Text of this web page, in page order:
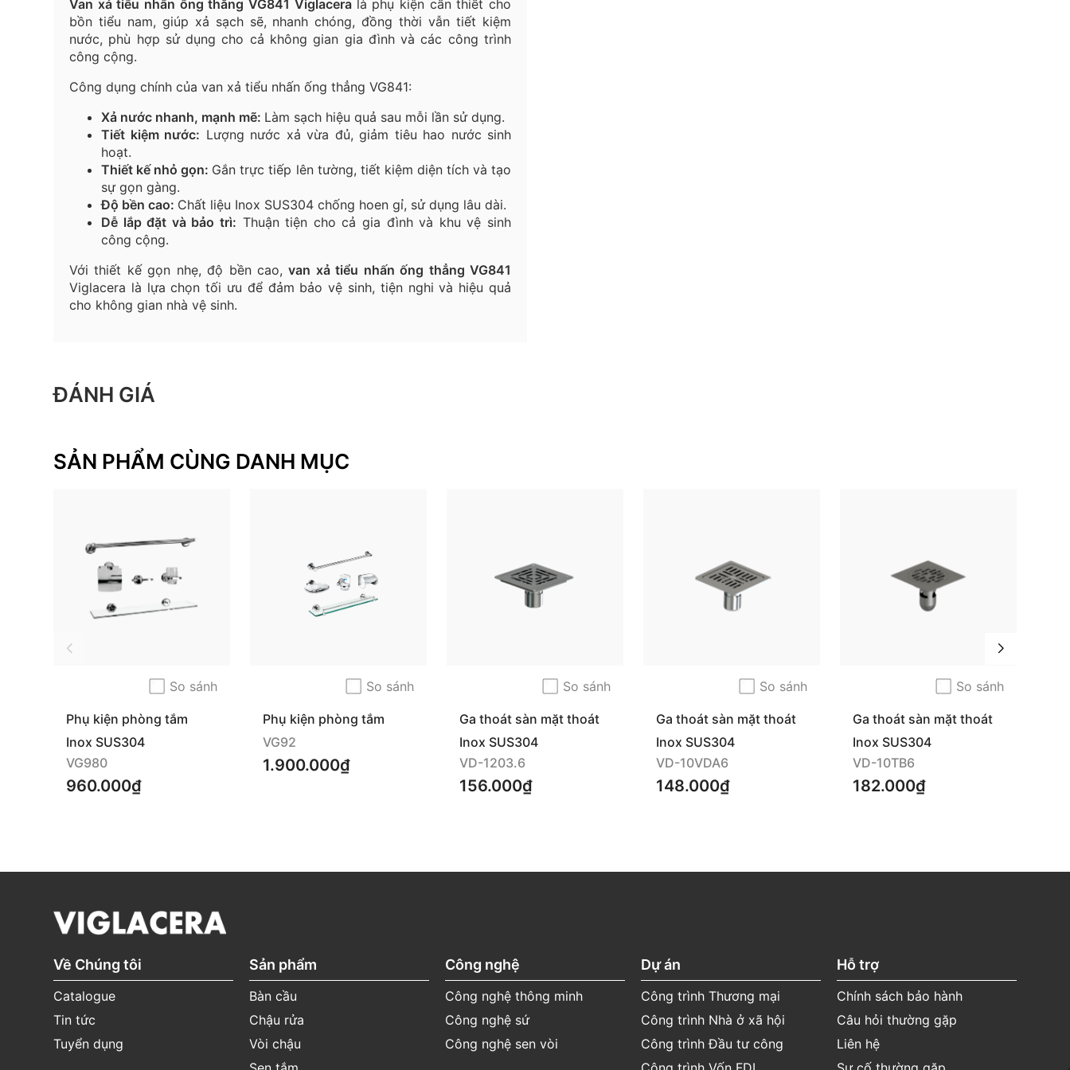
Van xả tiểu nhấn ống thẳng VG841 Viglacera là phụ kiện cần thiết cho
bồn tiểu nam, giúp xả sạch sẽ, nhanh chóng, đồng thời vẫn tiết kiệm
nước, phù hợp sử dụng cho cả không gian gia đình và các công trình
công cộng.
Công dụng chính của van xả tiểu nhấn ống thẳng VG841:
Xả nước nhanh, mạnh mẽ: Làm sạch hiệu quả sau mỗi lần sử dụng.
Tiết kiệm nước: Lượng nước xả vừa đủ, giảm tiêu hao nước sinh
hoạt.
Thiết kế nhỏ gọn: Gắn trực tiếp lên tường, tiết kiệm diện tích và tạo
sự gọn gàng.
Độ bền cao: Chất liệu Inox SUS304 chống hoen gỉ, sử dụng lâu dài.
Dễ lắp đặt và bảo trì: Thuận tiện cho cả gia đình và khu vệ sinh
công cộng.
Với thiết kế gọn nhẹ, độ bền cao,van xả tiểu nhấn ống thẳng VG841
Viglacera là lựa chọn tối ưu để đảm bảo vệ sinh, tiện nghi và hiệu quả
cho không gian nhà vệ sinh.
ĐÁNH GIÁ
SẢN PHẨM CÙNG DANH MỤC
So sánh
Phụ kiện phòng tắm
VG98
Inox SUS304
VG980
960.000₫
So sánh
Phụ kiện phòng tắm
VG92
VG92
1.900.000₫
So sánh
Ga thoát sàn mặt thoát
vuông hở
Inox SUS304
VD-1203.6
156.000₫
So sánh
Ga thoát sàn mặt thoát
vuông hở
Inox SUS304
VD-10VDA6
148.000₫
So sánh
Ga thoát sàn mặt thoát
tròn hở
Inox SUS304
VD-10TB6
182.000₫
Về Chúng tôi
Catalogue
Tin tức
Tuyển dụng
Sản phẩm
Bàn cầu
Chậu rửa
Vòi chậu
Công nghệ
Công nghệ thông minh
Công nghệ sứ
Công nghệ sen vòi
Dự án
Công trình Thương mại
Công trình Nhà ở xã hội
Công trình Đầu tư công
Hỗ trợ
Chính sách bảo hành
Câu hỏi thường gặp
Liên hệ